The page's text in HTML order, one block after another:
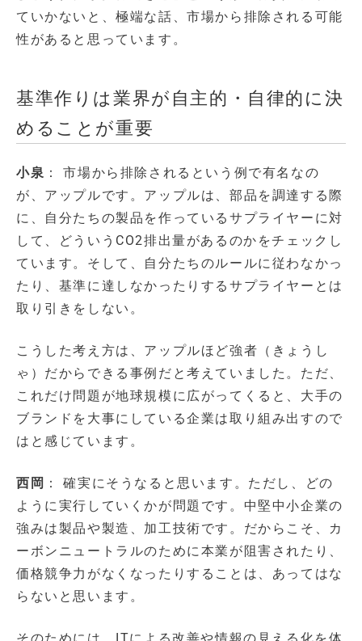
ていかないと、極端な話、市場から排除される可能
性があると思っています。
基準作りは業界が自主的・自律的に決
めることが重要
小泉 ： 市場から排除されるという例で有名なの
が、アップルです。アップルは、部品を調達する際
に、自分たちの製品を作っているサプライヤーに対
して、どういうCO2排出量があるのかをチェックし
ています。そして、自分たちのルールに従わなかっ
たり、基準に達しなかったりするサプライヤーとは
取り引きをしない。
こうした考え方は、アップルほど強者（きょうし
ゃ）だからできる事例だと考えていました。ただ、
これだけ問題が地球規模に広がってくると、大手の
ブランドを大事にしている企業は取り組み出すので
はと感じています。
西岡 ： 確実にそうなると思います。ただし、どの
ように実行していくかが問題です。中堅中小企業の
強みは製品や製造、加工技術です。だからこそ、カ
ーボンニュートラルのために本業が阻害されたり、
価格競争力がなくなったりすることは、あってはな
らないと思います。